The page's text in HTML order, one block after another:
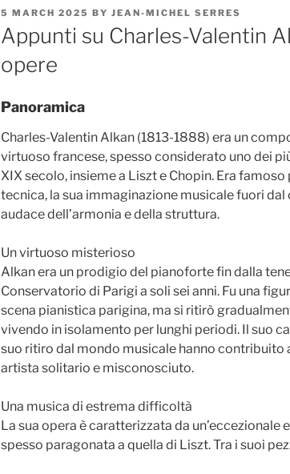
POSTED
ON
5 MARCH 2025 BY JEAN-MICHEL SERRES
Appunti su Charles-Valentin
opere
Panoramica
Charles-Valentin Alkan (1813-1888) era un
virtuoso francese, spesso considerato uno dei
XIX secolo, insieme a Liszt e Chopin. Era
tecnica, la sua immaginazione musicale fuori dal
audace dell’armonia e della struttura.
Un virtuoso misterioso
Alkan era un prodigio del pianoforte fin dalla
Conservatorio di Parigi a soli sei anni. Fu una
scena pianistica parigina, ma si ritirò
vivendo in isolamento per lunghi periodi. Il suo
suo ritiro dal mondo musicale hanno contribuito
artista solitario e misconosciuto.
Una musica di estrema difficoltà
La sua opera è caratterizzata da un’eccezionale
spesso paragonata a quella di Liszt. Tra i suoi